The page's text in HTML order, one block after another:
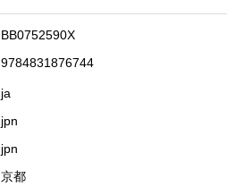
BB0752590X
9784831876744
ja
jpn
jpn
京都